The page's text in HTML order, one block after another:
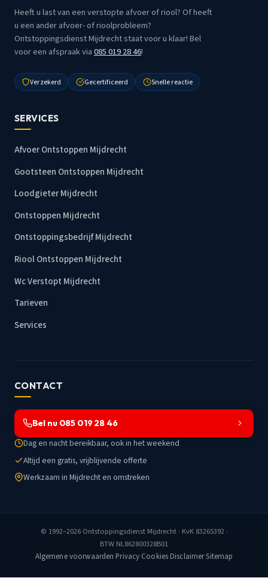
Heeft u last van een verstopte afvoer of riool? Of heeft
u een ander afvoer- of rioolprobleem?
Ontstoppingsdienst Mijdrecht staat voor u klaar! Bel
voor een afspraak via085 019 28 46!
Verzekerd Gecertificeerd Snelle reactie
SERVICES
Afvoer Ontstoppen Mijdrecht
Gootsteen Ontstoppen Mijdrecht
Loodgieter Mijdrecht
Ontstoppen Mijdrecht
Ontstoppingsbedrijf Mijdrecht
Riool Ontstoppen Mijdrecht
Wc Verstopt Mijdrecht
Tarieven
Services
CONTACT
Bel nu 085 019 28 46
Dag en nacht bereikbaar, ook in het weekend
Altijd een gratis, vrijblijvende offerte
Werkzaam in Mijdrecht en omstreken
© 1992–2026 Ontstoppingsdienst Mijdrecht· KvK 83265392 ·
BTW NL862800328B01
Algemene voorwaarden·Privacy·Cookies·Disclaimer·Sitemap